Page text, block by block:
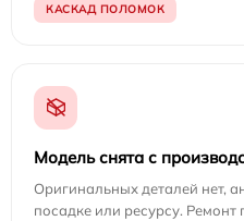
КАСКАД ПОЛОМОК
Модель снята с
Оригинальных деталей нет,
посадке или ресурсу. Ремонт